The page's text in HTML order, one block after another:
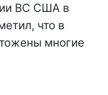
ВС США в
что в
многие